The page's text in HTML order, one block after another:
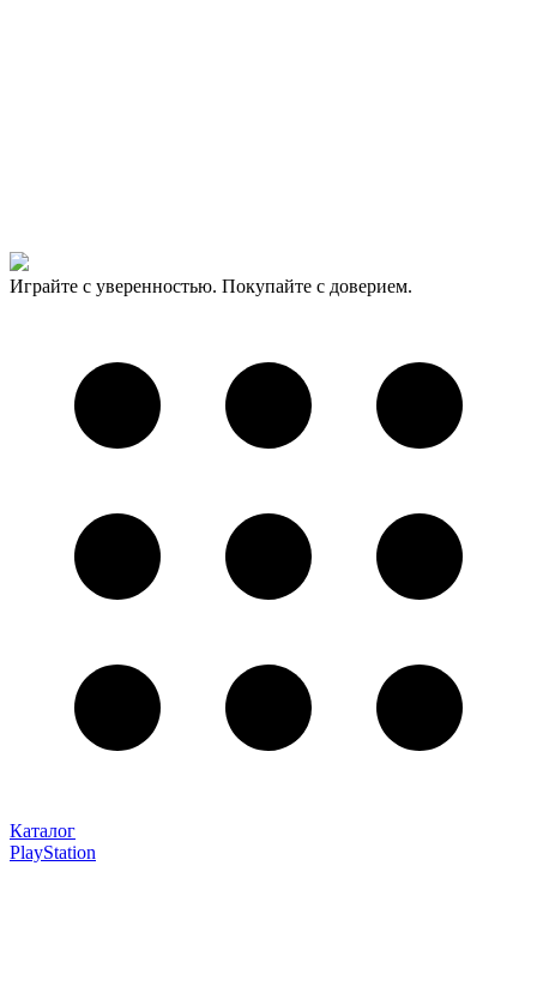
Играйте с уверенностью. Покупайте с доверием.
Каталог
PlayStation